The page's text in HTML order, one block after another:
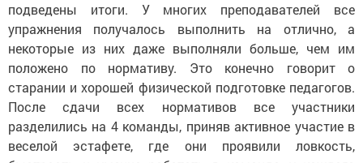
подведены итоги. У многих преподавателей все
упражнения получалось выполнить на отлично, а
некоторые из них даже выполняли больше, чем им
положено по нормативу. Это конечно говорит о
старании и хорошей физической подготовке педагогов.
После сдачи всех нормативов все участники
разделились на 4 команды, приняв активное участие в
веселой эстафете, где они проявили ловкость,